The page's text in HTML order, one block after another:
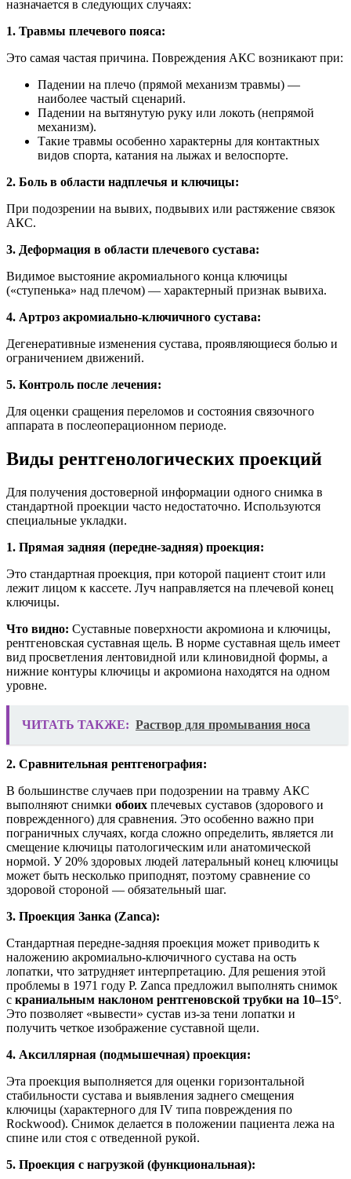
назначается в следующих случаях:
1. Травмы плечевого пояса:
Это самая частая причина. Повреждения АКС возникают при:
Падении на плечо (прямой механизм травмы) —
наиболее частый сценарий.
Падении на вытянутую руку или локоть (непрямой
механизм).
Такие травмы особенно характерны для контактных
видов спорта, катания на лыжах и велоспорте.
2. Боль в области надплечья и ключицы:
При подозрении на вывих, подвывих или растяжение связок
АКС.
3. Деформация в области плечевого сустава:
Видимое выстояние акромиального конца ключицы
(«ступенька» над плечом) — характерный признак вывиха.
4. Артроз акромиально-ключичного сустава:
Дегенеративные изменения сустава, проявляющиеся болью и
ограничением движений.
5. Контроль после лечения:
Для оценки сращения переломов и состояния связочного
аппарата в послеоперационном периоде.
Виды рентгенологических проекций
Для получения достоверной информации одного снимка в
стандартной проекции часто недостаточно. Используются
специальные укладки.
1. Прямая задняя (передне-задняя) проекция:
Это стандартная проекция, при которой пациент стоит или
лежит лицом к кассете. Луч направляется на плечевой конец
ключицы.
Что видно: Суставные поверхности акромиона и ключицы,
рентгеновская суставная щель. В норме суставная щель имеет
вид просветления лентовидной или клиновидной формы, а
нижние контуры ключицы и акромиона находятся на одном
уровне.
ЧИТАТЬ ТАКЖЕ: Раствор для промывания носа
2. Сравнительная рентгенография:
В большинстве случаев при подозрении на травму АКС
выполняют снимки обоих плечевых суставов (здорового и
поврежденного) для сравнения. Это особенно важно при
пограничных случаях, когда сложно определить, является ли
смещение ключицы патологическим или анатомической
нормой. У 20% здоровых людей латеральный конец ключицы
может быть несколько приподнят, поэтому сравнение со
здоровой стороной — обязательный шаг.
3. Проекция Занка (Zanca):
Стандартная передне-задняя проекция может приводить к
наложению акромиально-ключичного сустава на ость
лопатки, что затрудняет интерпретацию. Для решения этой
проблемы в 1971 году P. Zanca предложил выполнять снимок
с краниальным наклоном рентгеновской трубки на 10–15°.
Это позволяет «вывести» сустав из-за тени лопатки и
получить четкое изображение суставной щели.
4. Аксиллярная (подмышечная) проекция:
Эта проекция выполняется для оценки горизонтальной
стабильности сустава и выявления заднего смещения
ключицы (характерного для IV типа повреждения по
Rockwood). Снимок делается в положении пациента лежа на
спине или стоя с отведенной рукой.
5. Проекция с нагрузкой (функциональная):